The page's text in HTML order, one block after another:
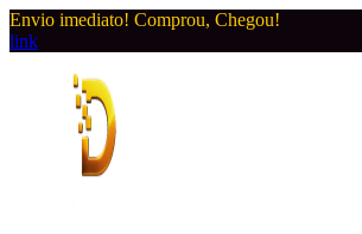
Envio imediato! Comprou, Chegou!
link